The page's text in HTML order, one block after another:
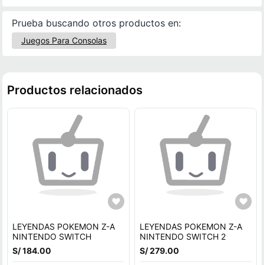
Prueba buscando otros productos en:
Juegos Para Consolas
Productos relacionados
LEYENDAS POKEMON Z-A
NINTENDO SWITCH
S/ 184.00
LEYENDAS POKEMON Z-A
NINTENDO SWITCH 2
S/ 279.00